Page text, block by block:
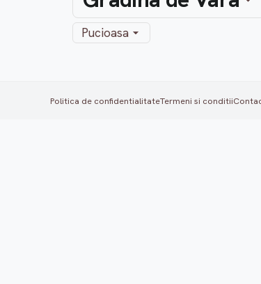
Pucioasa
Politica de confidentialitateTermeni si conditii